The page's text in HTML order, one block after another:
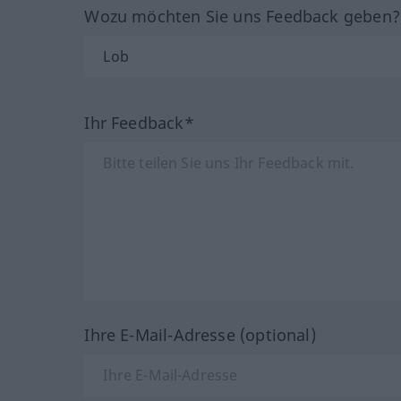
Wozu möchten Sie uns Feedback
Ihr Feedback*
Ihre E-Mail-Adresse (optional)